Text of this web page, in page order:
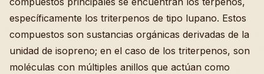
específicamente los triterpenos de tipo lupano. Estos
compuestos son sustancias orgánicas derivadas de la
unidad de isopreno; en el caso de los triterpenos, son
moléculas con múltiples anillos que actúan como